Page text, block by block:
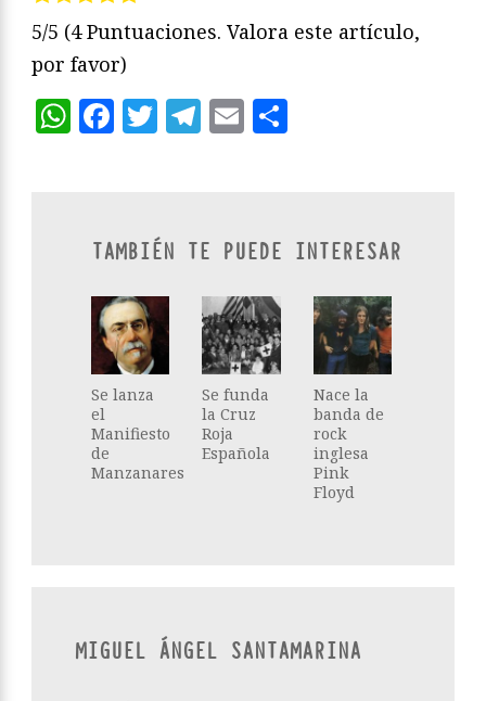
5/5 (4 Puntuaciones. Valora este artículo,
por favor)
WhatsApp
Facebook
Twitter
Telegram
Email
TAMBIÉN TE PUEDE INTERESAR
Se lanza
el
Manifiesto
de
Manzanares
Se funda
la Cruz
Roja
Española
Nace la
banda de
rock
inglesa
Pink
Floyd
MIGUEL ÁNGEL SANTAMARINA